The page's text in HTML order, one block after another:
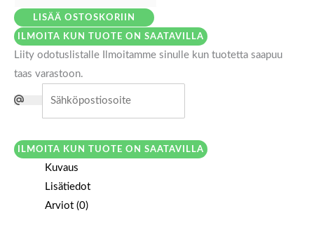
LISÄÄ OSTOSKORIIN
ILMOITA KUN TUOTE ON SAATAVILLA
Liity odotuslistalle
Ilmoitamme sinulle kun tuotetta saapuu
taas varastoon.
ILMOITA KUN TUOTE ON SAATAVILLA
Kuvaus
Lisätiedot
Arviot (0)